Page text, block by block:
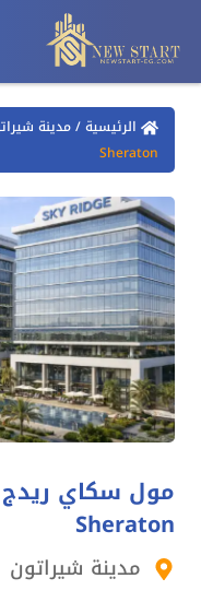
الرئيسية/مدينة
Sheraton
Sheraton
مدينة شيراتون